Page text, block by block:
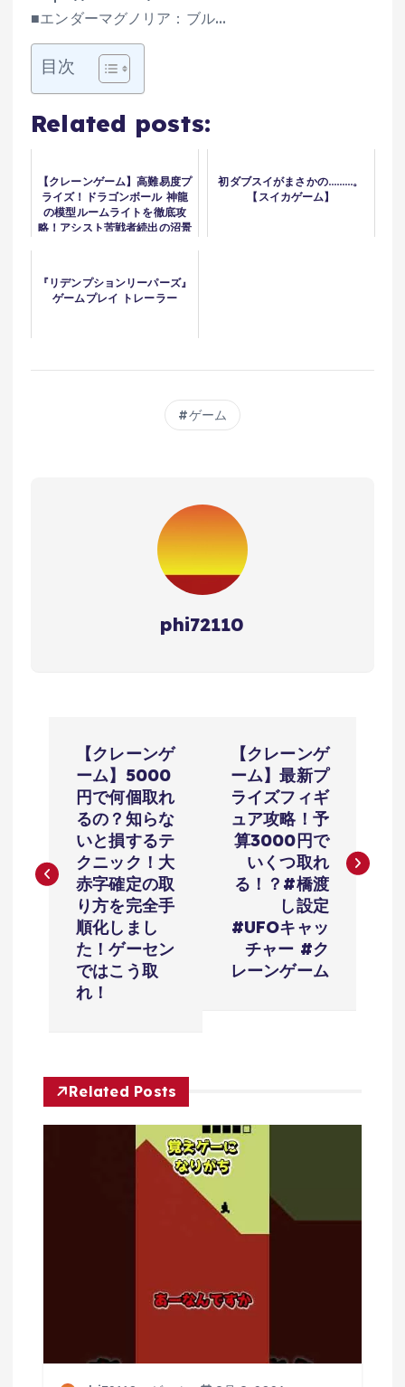
■エンダーマグノリア：ブル…
目次
Related posts:
【クレーンゲーム】高難易度プ
ライズ！ドラゴンボール 神龍
の模型ルームライトを徹底攻
略！アシスト苦戦者続出の沼景
初ダブスイがまさかの………。
【スイカゲーム】
『リデンプションリーパーズ』
ゲームプレイ トレーラー
ゲーム
phi72110
ビ
ン
【クレーンゲ
ーム】5000
円で何個取れ
るの？知らな
いと損するテ
クニック！大
赤字確定の取
り方を完全手
順化しまし
た！ゲーセン
ではこう取
れ！
【クレーンゲ
ーム】最新プ
ライズフィギ
ュア攻略！予
算3000円で
いくつ取れ
る！？#橋渡
し設定
#UFOキャッ
チャー #ク
レーンゲーム
Related Posts